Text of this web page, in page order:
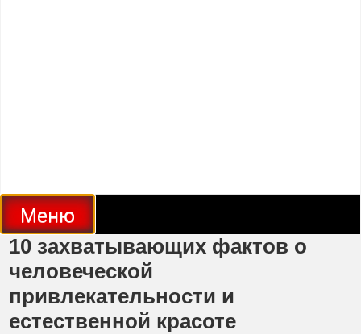
Меню
10 захватывающих фактов о
человеческой
привлекательности и
естественной красоте